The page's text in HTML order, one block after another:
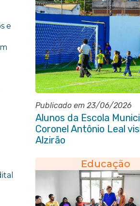
e
Publicado em 23/06/2026
Alunos da Escola
Coronel Antônio Leal
Alzirão
Educação